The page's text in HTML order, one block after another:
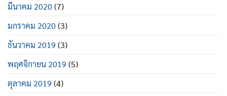
มีนาคม 2020(7)
มกราคม 2020(3)
ธันวาคม 2019 (3)
พฤศจิกายน 2019 (5)
ตุลาคม 2019 (4)